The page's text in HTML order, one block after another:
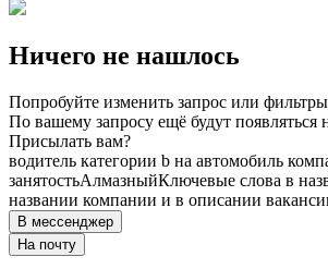
Ничего не нашлось
Попробуйте изменить запрос или фильтры
По вашему запросу ещё будут появляться
Присылать вам?
водитель категории b на автомобиль
занятостьАлмазныйКлючевые слова в
названии компании и в описании
В мессенджер
На почту